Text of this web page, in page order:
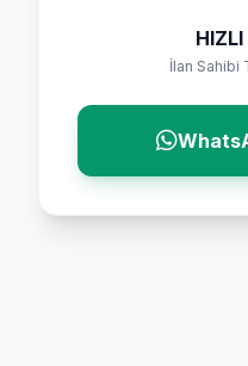
HIZLI
İlan Sahibi